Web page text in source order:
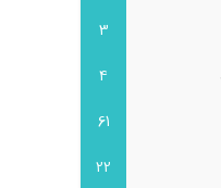
3
4
61
22